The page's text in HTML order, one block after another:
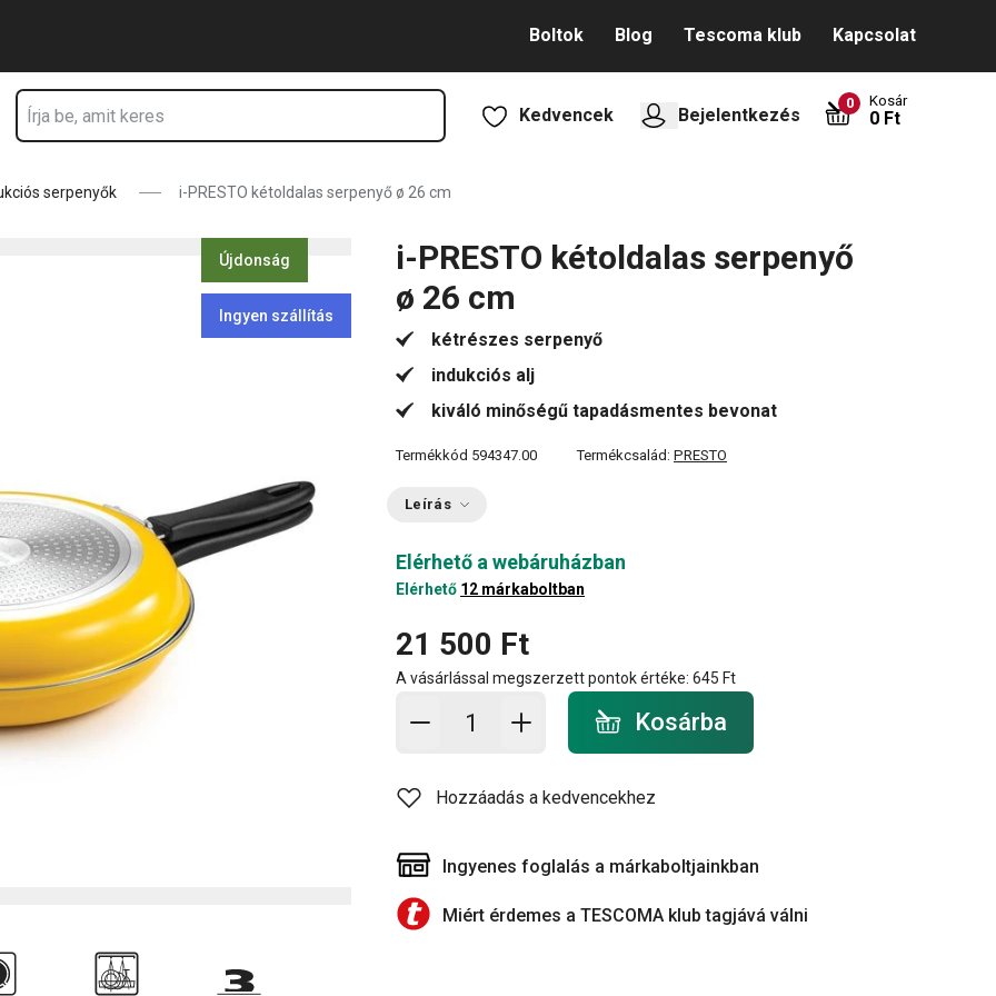
Boltok Blog Tescoma klub Kapcsolat
Kedvencek Bejelentkezés
0 Kosár
0 Ft
serpenyők i-PRESTO kétoldalas serpenyő ø 26 cm
Újdonság
Ingyen szállítás
i-PRESTO kétoldalas serpenyő
ø 26 cm
kétrészes serpenyő
indukciós alj
kiváló minőségű tapadásmentes bevonat
Termékkód 594347.00 Termékcsalád: PRESTO
Leírás
Elérhető a webáruházban
Elérhető 12 márkaboltban
21 500 Ft
A vásárlással megszerzett pontok értéke: 645 Ft
Kosárba - mennyiség
Kosárba
Hozzáadás a kedvencekhez
Ingyenes foglalás a márkaboltjainkban
Miért érdemes a TESCOMA klub tagjává válni